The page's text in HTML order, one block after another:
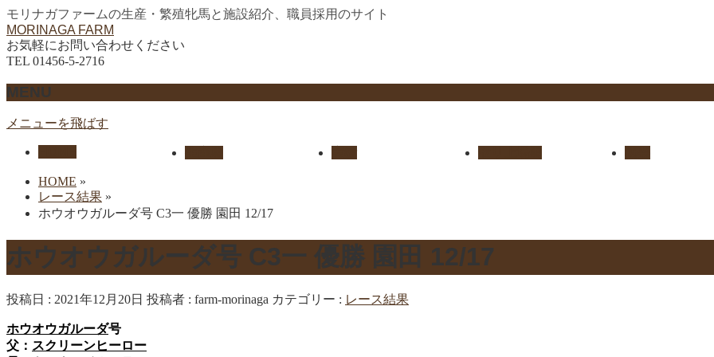
モリナガファームの生産・繁殖牝馬と施設紹介、職員採用のサイト
MORINAGA FARM
お気軽にお問い合わせください
TEL 01456-5-2716
MENU
メニューを飛ばす
HOME »
レース結果 »
ホウオウガルーダ号 C3一 優勝 園田 12/17
ホウオウガルーダ号 C3一 優勝 園田 12/17
投稿日 : 2021年12月20日 投稿者 : farm-morinaga カテゴリー : レース結果
ホウオウガルーダ号
父： スクリーンヒーロー